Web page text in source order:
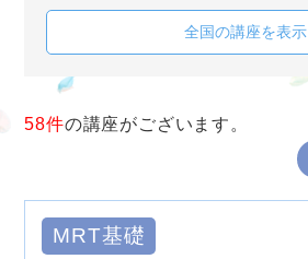
全国の講座を表示
58件の講座がございます。
MRT基礎